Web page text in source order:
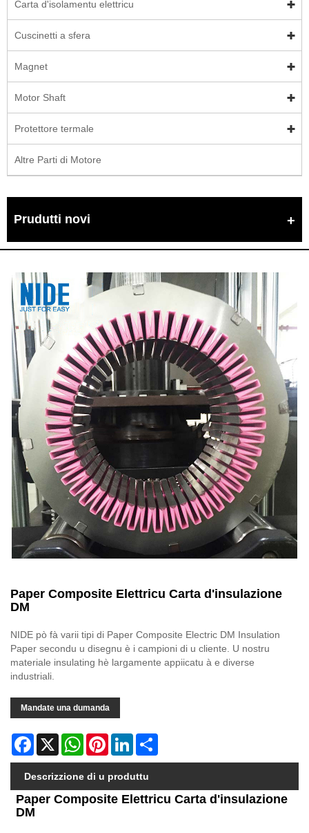
Carta d'isolamentu elettricu
Cuscinetti a sfera
Magnet
Motor Shaft
Protettore termale
Altre Parti di Motore
Prudutti novi
Paper Composite Elettricu Carta d'insulazione
DM
NIDE pò fà varii tipi di Paper Composite Electric DM Insulation
Paper secondu u disegnu è i campioni di u cliente. U nostru
materiale insulating hè largamente appiicatu à e diverse
industriali.
Mandate una dumanda
Facebook
X WhatsAppPinterestLinkedIn
Descrizzione di u produttu
Paper Composite Elettricu Carta d'insulazione
DM